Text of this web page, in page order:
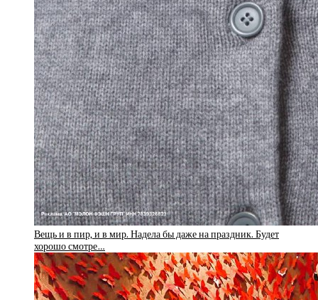
Вещь и в пир, и в мир. Надела бы даже на праздник. Будет
хорошо смотре…